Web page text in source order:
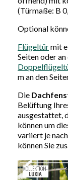
(Türmaße: B
Optional
Flügeltürmit
Seiten oder
m an den
Die
Belüftung
ausgestattet,
können um
variiert je
können Sie